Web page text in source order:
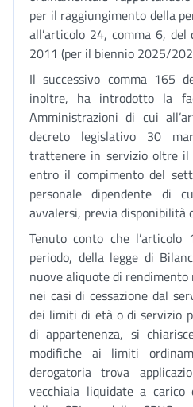
per il raggiungimento della
all’articolo 24, comma 6,
2011 (per il biennio 2025/
Il successivo comma 165
inoltre, ha introdotto la
Amministrazioni di cui
decreto legislativo 30
trattenere in servizio oltre
entro il compimento del
personale dipendente di
avvalersi, previa disponibilità
Tenuto conto che l’articolo
periodo, della legge di
nuove aliquote di
nei casi di cessazione dal
dei limiti di età o di servizio
di appartenenza, si
modifiche ai limiti
derogatoria trova
vecchiaia liquidate a carico